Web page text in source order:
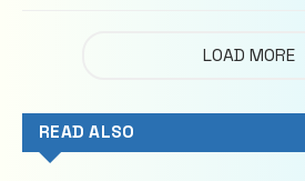
LOAD MORE
READ ALSO